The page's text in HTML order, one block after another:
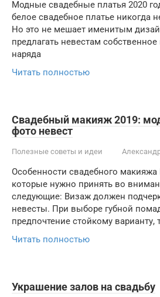
Модные свадебные платья 2020
белое свадебное платье никогда
Но это не мешает именитым
предлагать невестам
наряда
Читать полностью
Свадебный макияж 2019:
фото невест
Полезные советы и идеи
Особенности свадебного
которые нужно принять во
следующие: Визаж должен
невесты. При выборе губной
предпочтение стойкому варианту,
Читать полностью
Украшение залов на свадьбу